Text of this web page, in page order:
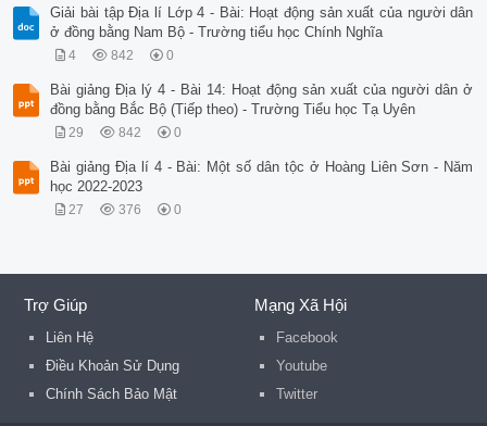
Giải bài tập Địa lí Lớp 4 - Bài: Hoạt động sản xuất của người dân
ở đồng bằng Nam Bộ - Trường tiểu học Chính Nghĩa
4 842 0
Bài giảng Địa lý 4 - Bài 14: Hoạt động sản xuất của người dân ở
đồng bằng Bắc Bộ (Tiếp theo) - Trường Tiểu học Tạ Uyên
29 842 0
Bài giảng Địa lí 4 - Bài: Một số dân tộc ở Hoàng Liên Sơn - Năm
học 2022-2023
27 376 0
Trợ Giúp
Liên Hệ
Điều Khoản Sử Dụng
Chính Sách Bảo Mật
Mạng Xã Hội
Facebook
Youtube
Twitter